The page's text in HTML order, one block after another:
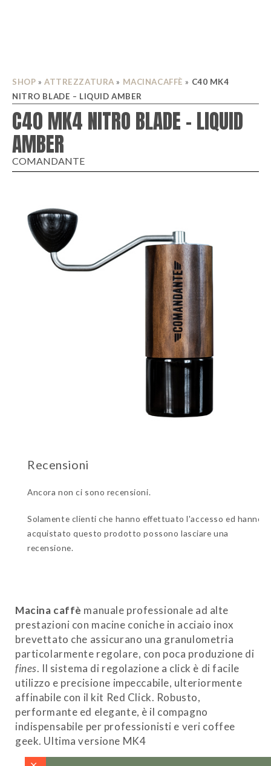
SHOP » ATTREZZATURA » MACINACAFFÈ » C40 MK4
NITRO BLADE – LIQUID AMBER
C40 MK4 NITRO BLADE – LIQUID
AMBER
COMANDANTE
Ancora non ci sono recensioni.
Solamente clienti che hanno effettuato l'accesso ed hanno
acquistato questo prodotto possono lasciare una
recensione.
Macina caffè manuale professionale ad alte
prestazioni con macine coniche in acciaio inox
brevettato che assicurano una granulometria
particolarmente regolare, con poca produzione di
fines. Il sistema di regolazione a click è di facile
utilizzo e precisione impeccabile, ulteriormente
affinabile con il kit Red Click. Robusto,
performante ed elegante, è il compagno
indispensabile per professionisti e veri coffee
geek. Ultima versione MK4